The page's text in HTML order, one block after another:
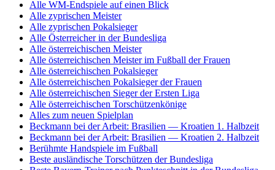
Alle WM-Endspiele auf einen Blick
Alle zyprischen Meister
Alle zyprischen Pokalsieger
Alle Österreicher in der Bundesliga
Alle österreichischen Meister
Alle österreichischen Meister im Fußball der Frauen
Alle österreichischen Pokalsieger
Alle österreichischen Pokalsieger der Frauen
Alle österreichischen Sieger der Ersten Liga
Alle österreichischen Torschützenkönige
Alles zum neuen Spielplan
Beckmann bei der Arbeit: Brasilien — Kroatien 1. Halbzeit
Beckmann bei der Arbeit: Brasilien — Kroatien 2. Halbzeit
Berühmte Handspiele im Fußball
Beste ausländische Torschützen der Bundesliga